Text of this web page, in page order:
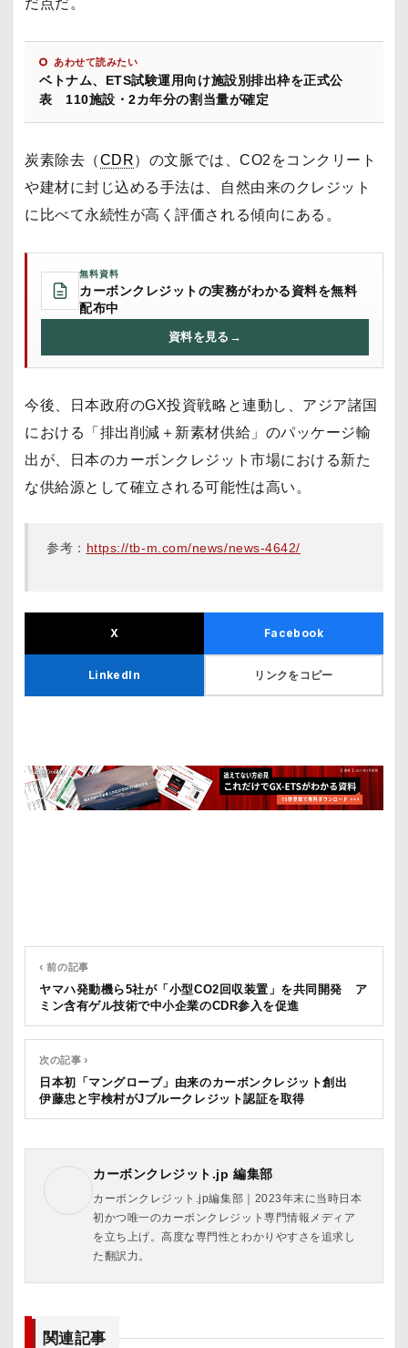
あわせて読みたい
ベトナム、ETS試験運用向け施設別排出枠を正式公
表 110施設・2カ年分の割当量が確定
炭素除去（CDR）の文脈では、CO2をコンクリート
や建材に封じ込める手法は、自然由来のクレジット
に比べて永続性が高く評価される傾向にある。
無料資料
カーボンクレジットの実務がわかる資料を無料
配布中
資料を見る →
今後、日本政府のGX投資戦略と連動し、アジア諸国
における「排出削減＋新素材供給」のパッケージ輸
出が、日本のカーボンクレジット市場における新た
な供給源として確立される可能性は高い。
参考： https://tb-m.com/news/news-4642/
X Facebook
LinkedIn リンクをコピー
‹ 前の記事
ヤマハ発動機ら5社が「小型CO2回収装置」を共同開発 ア
ミン含有ゲル技術で中小企業のCDR参入を促進
次の記事 ›
日本初「マングローブ」由来のカーボンクレジット創出
伊藤忠と宇検村がJブルークレジット認証を取得
カーボンクレジット.jp 編集部
カーボンクレジット.jp編集部｜2023年末に当時日本
初かつ唯一のカーボンクレジット専門情報メディア
を立ち上げ。高度な専門性とわかりやすさを追求し
た翻訳力。
関連記事